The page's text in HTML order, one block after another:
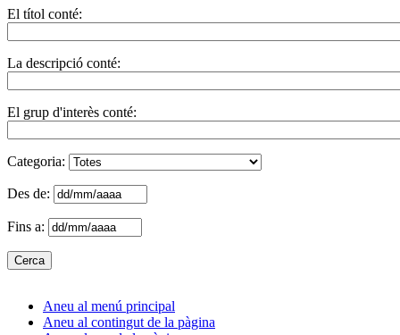
El títol conté:
La descripció conté:
El grup d'interès conté:
Categoria:
Des de:
Fins a:
Aneu al menú principal
Aneu al contingut de la pàgina